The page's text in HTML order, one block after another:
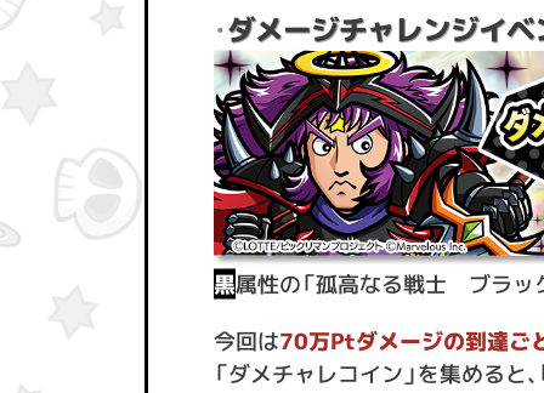
・ダメージチャレンジイ
黒属性の「孤高なる戦士 ブラッ
今回は70万Ptダメージの到達ご
「ダメチャレコイン」を集めると